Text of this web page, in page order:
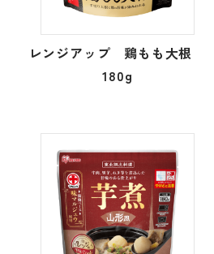
レンジアップ 鶏もも大根
180g